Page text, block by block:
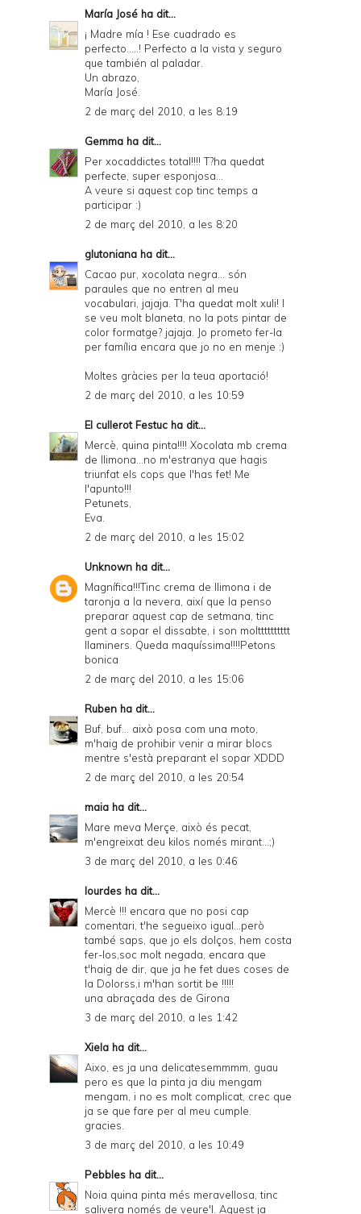
María José ha dit...
¡ Madre mía ! Ese cuadrado es
perfecto.....! Perfecto a la vista y seguro
que también al paladar.
Un abrazo,
María José.
2 de març del 2010, a les 8:19
Gemma ha dit...
Per xocaddictes total!!!! T?ha quedat
perfecte, super esponjosa...
A veure si aquest cop tinc temps a
participar :)
2 de març del 2010, a les 8:20
glutoniana ha dit...
Cacao pur, xocolata negra... són
paraules que no entren al meu
vocabulari, jajaja. T'ha quedat molt xuli! I
se veu molt blaneta, no la pots pintar de
color formatge? jajaja. Jo prometo fer-la
per família encara que jo no en menje :)
Moltes gràcies per la teua aportació!
2 de març del 2010, a les 10:59
El cullerot Festuc ha dit...
Mercè, quina pinta!!!! Xocolata mb crema
de llimona...no m'estranya que hagis
triunfat els cops que l'has fet! Me
l'apunto!!!
Petunets,
Eva.
2 de març del 2010, a les 15:02
Unknown ha dit...
Magnífica!!!Tinc crema de llimona i de
taronja a la nevera, així que la penso
preparar aquest cap de setmana, tinc
gent a sopar el dissabte, i son moltttttttttt
llaminers. Queda maquíssima!!!!Petons
bonica
2 de març del 2010, a les 15:06
Ruben ha dit...
Buf, buf... això posa com una moto,
m'haig de prohibir venir a mirar blocs
mentre s'està preparant el sopar XDDD
2 de març del 2010, a les 20:54
maia ha dit...
Mare meva Merçe, això és pecat,
m'engreixat deu kilos només mirant...;)
3 de març del 2010, a les 0:46
lourdes ha dit...
Mercè !!! encara que no posi cap
comentari, t'he segueixo igual...però
també saps, que jo els dolços, hem costa
fer-los,soc molt negada, encara que
t'haig de dir, que ja he fet dues coses de
la Dolorss,i m'han sortit be !!!!!
una abraçada des de Girona
3 de març del 2010, a les 1:42
Xiela ha dit...
Aixo, es ja una delicatesemmmm, guau
pero es que la pinta ja diu mengam
mengam, i no es molt complicat, crec que
ja se que fare per al meu cumple.
gracies.
3 de març del 2010, a les 10:49
Pebbles ha dit...
Noia quina pinta més meravellosa, tinc
salivera només de veure'l. Aquest ja